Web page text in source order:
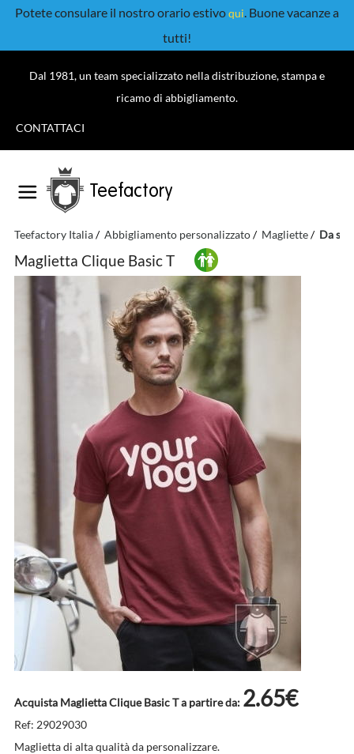
Potete consulare il nostro orario estivoqui. Buone vacanze a
tutti!
Dal 1981, un team specializzato nella distribuzione, stampa e
ricamo di abbigliamento.
CONTATTACI
Teefactory
Teefactory Italia Abbigliamento personalizzato Magliette Da
Maglietta Clique Basic T
Acquista Maglietta Clique Basic T a partire da: 2.65€
Ref: 29029030
Maglietta di alta qualità da personalizzare.